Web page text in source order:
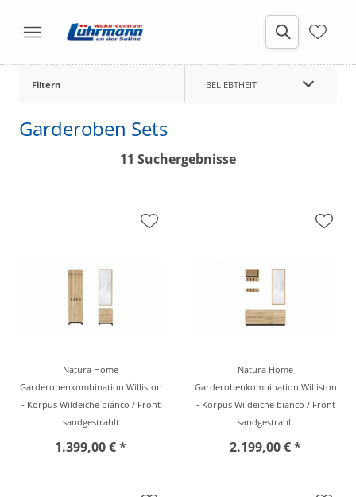
Filtern BELIEBTHEIT
Garderoben Sets
11 Suchergebnisse
Natura Home
Garderobenkombination Williston
- Korpus Wildeiche bianco / Front
sandgestrahlt
1.399,00 € *
Natura Home
Garderobenkombination Williston
- Korpus Wildeiche bianco / Front
sandgestrahlt
2.199,00 € *